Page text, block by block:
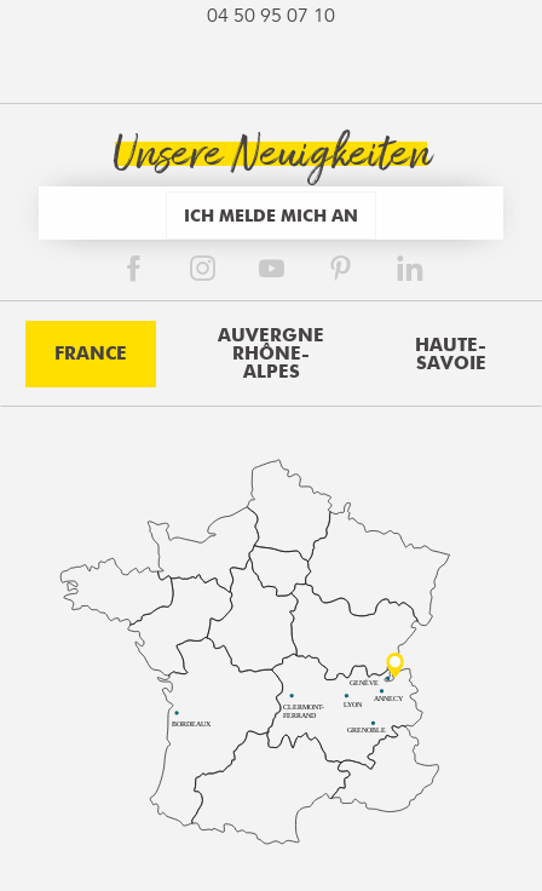
04 50 95 07 10
Unsere Neuigkeiten
ICH MELDE MICH AN
FRANCE
AUVERGNE
RHÔNE-
ALPES
HAUTE-
SAVOIE
BORDEAUX
CLERMONT-
FERRAND
LYON
ANNECY
GRENOBLE
GENÈVE